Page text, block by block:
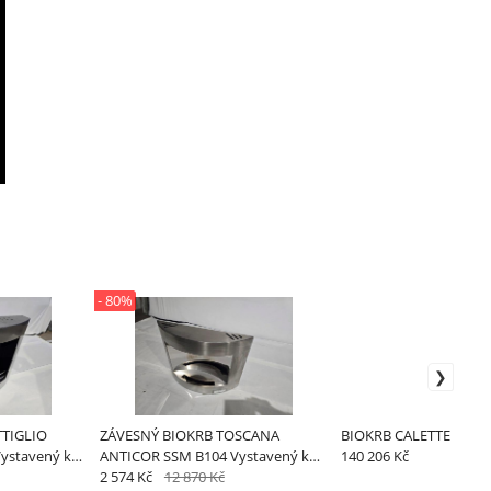
kus
ZÁVESNÝ BIOKRB TOSCANA
ANTICOR SSM B104 Vystavený kus
odber v predajni Bratislava
- 80%
2 574 Kč 12 870 Kč
BIOKRB CALETTE
140 206 Kč